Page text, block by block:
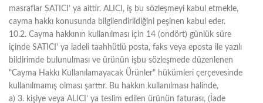
masraflar SATICI’ ya aittir. ALICI, iş bu sözleşmeyi kabul etmekle,
cayma hakkı konusunda bilgilendirildiğini peşinen kabul eder.
10.2. Cayma hakkının kullanılması için 14 (ondört) günlük süre
içinde SATICI' ya iadeli taahhütlü posta, faks veya eposta ile yazılı
bildirimde bulunulması ve ürünün işbu sözleşmede düzenlenen
"Cayma Hakkı Kullanılamayacak Ürünler" hükümleri çerçevesinde
kullanılmamış olması şarttır. Bu hakkın kullanılması halinde,
a) 3. kişiye veya ALICI’ ya teslim edilen ürünün faturası, (İade